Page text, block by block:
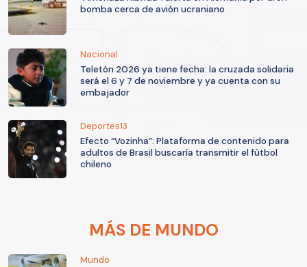
bomba cerca de avión ucraniano
Nacional
Teletón 2026 ya tiene fecha: la cruzada solidaria
será el 6 y 7 de noviembre y ya cuenta con su
embajador
Deportes13
Efecto “Vozinha”: Plataforma de contenido para
adultos de Brasil buscaría transmitir el fútbol
chileno
MÁS DE MUNDO
Mundo